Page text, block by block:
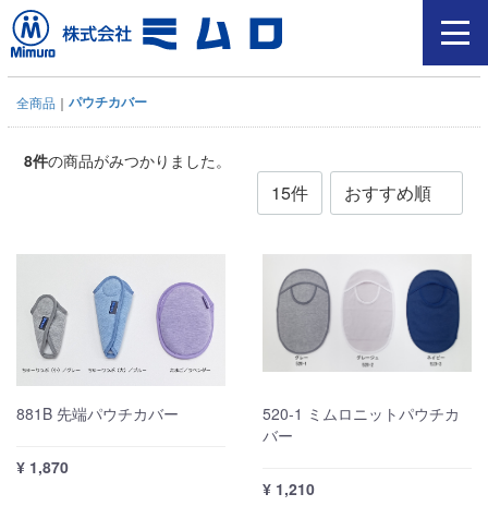
全商品 パウチカバー
8件の商品がみつかりました。
881B 先端パウチカバー
¥ 1,870
520-1 ミムロニットパウチカ
バー
¥ 1,210